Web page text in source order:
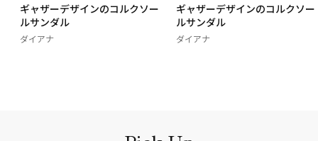
ギャザーデザインのコルクソー
ルサンダル
ダイアナ
ギャザーデザインのコルクソー
ルサンダル
ダイアナ